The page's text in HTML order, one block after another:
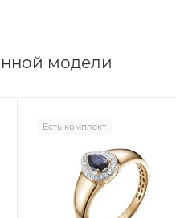
модели
Есть комплект